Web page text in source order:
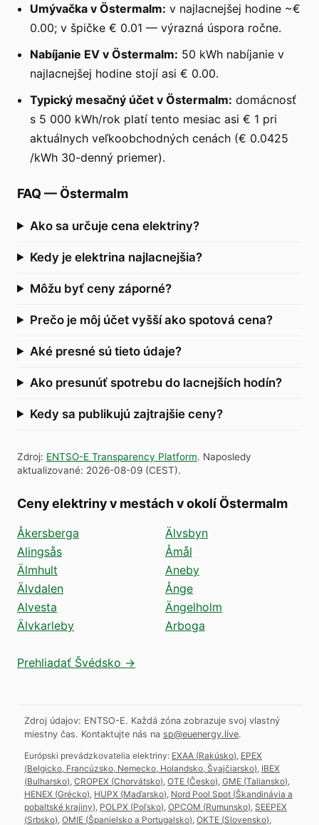
Umývačka v Östermalm: v najlacnejšej hodine ~€
0.00; v špičke € 0.01 — výrazná úspora ročne.
Nabíjanie EV v Östermalm: 50 kWh nabíjanie v
najlacnejšej hodine stojí asi € 0.00.
Typický mesačný účet v Östermalm: domácnosť
s 5 000 kWh/rok platí tento mesiac asi € 1 pri
aktuálnych veľkoobchodných cenách (€ 0.0425
/kWh 30-denný priemer).
FAQ — Östermalm
Ako sa určuje cena elektriny?
Kedy je elektrina najlacnejšia?
Môžu byť ceny záporné?
Prečo je môj účet vyšší ako spotová cena?
Aké presné sú tieto údaje?
Ako presunúť spotrebu do lacnejších hodín?
Kedy sa publikujú zajtrajšie ceny?
Zdroj: ENTSO-E Transparency Platform. Naposledy
aktualizované: 2026-08-09 (CEST).
Ceny elektriny v mestách v okolí Östermalm
Åkersberga
Alingsås
Älmhult
Älvdalen
Alvesta
Älvkarleby
Älvsbyn
Åmål
Aneby
Ånge
Ängelholm
Arboga
Prehliadať Švédsko →
Zdroj údajov: ENTSO-E. Každá zóna zobrazuje svoj vlastný
miestny čas. Kontaktujte nás na sp@euenergy.live.
Európski prevádzkovatelia elektriny: EXAA (Rakúsko) EPEX
(Belgicko, Francúzsko, Nemecko, Holandsko, Švajčiarsko) IBEX
(Bulharsko) CROPEX (Chorvátsko) OTE (Česko) GME (Taliansko)
HENEX (Grécko) HUPX (Maďarsko) Nord Pool Spot (Škandinávia a
pobaltské krajiny) POLPX (Poľsko) OPCOM (Rumunsko) SEEPEX
(Srbsko) OMIE (Španielsko a Portugalsko) OKTE (Slovensko)